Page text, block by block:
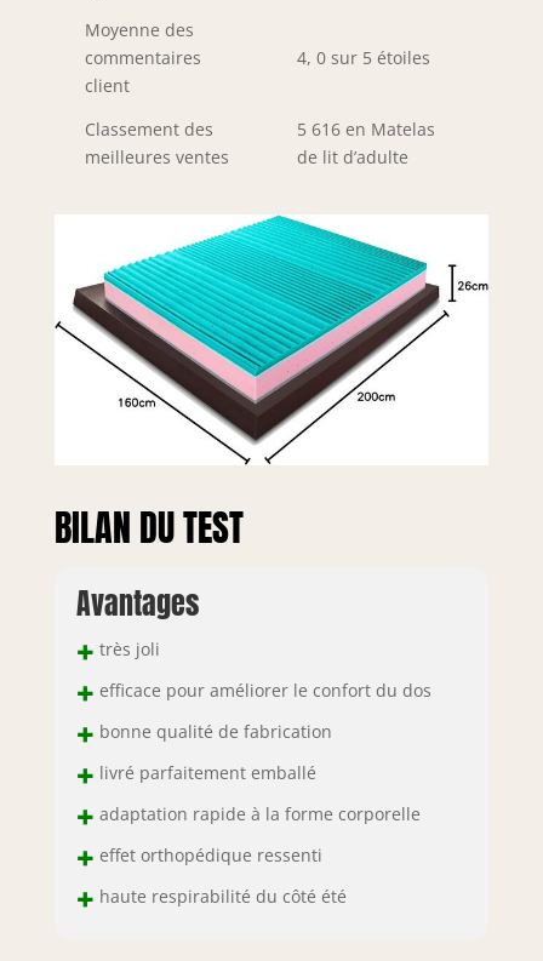
Moyenne des
commentaires
client
4, 0 sur 5 étoiles
Classement des
meilleures ventes
5 616 en Matelas
de lit d’adulte
BILAN DU TEST
Avantages
+ très joli
+ efficace pour améliorer le confort du dos
+ bonne qualité de fabrication
+ livré parfaitement emballé
+ adaptation rapide à la forme corporelle
+ effet orthopédique ressenti
+ haute respirabilité du côté été